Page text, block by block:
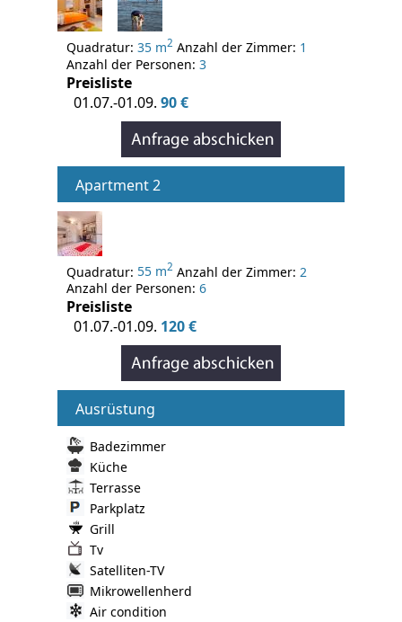
Quadratur: 35 m2 Anzahl der Zimmer: 1
Anzahl der Personen: 3
Preisliste
01.07.-01.09. 90 €
Apartment 2
Quadratur: 55 m2 Anzahl der Zimmer: 2
Anzahl der Personen: 6
Preisliste
01.07.-01.09. 120 €
Ausrüstung
Badezimmer
Küche
Terrasse
Parkplatz
Grill
Tv
Satelliten-TV
Mikrowellenherd
Air condition